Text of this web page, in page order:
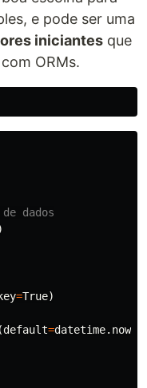
e pode ser uma
iniciantes que
ORMs.
=True)
(default=datetime. now